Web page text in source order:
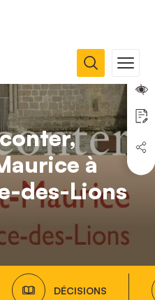
à
des-Lions
DÉCISIONS